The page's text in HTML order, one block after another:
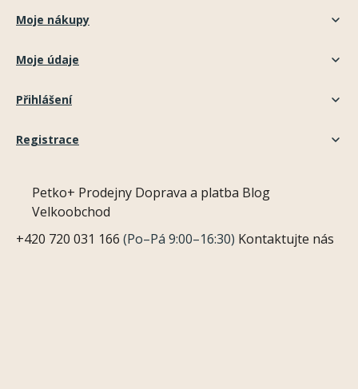
Moje nákupy
Moje údaje
Přihlášení
Registrace
Petko+ Prodejny Doprava a platba Blog
Velkoobchod
+420 720 031 166 (Po–Pá 9:00–16:30) Kontaktujte nás